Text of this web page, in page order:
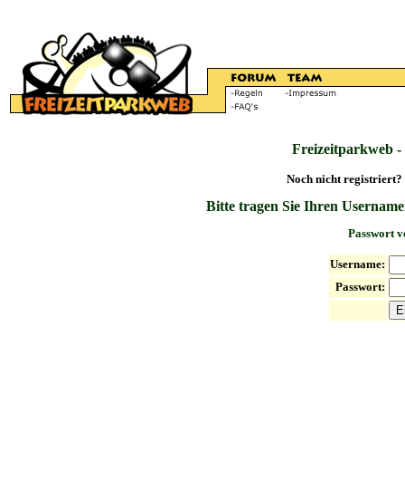
Freizeitparkweb
Noch nicht registriert?
Bitte tragen Sie Ihren
Passwort
Username:
Passwort: